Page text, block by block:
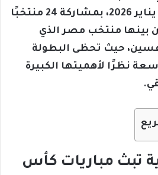
ديسمبر 2026 حتى 18 يناير 2026، بمشاركة 24 منتخبًا
بينها منتخب مصر الذي
حيث تحظى البطولة
نظرًا لأهميتها الكبيرة
تبث مباريات كأس